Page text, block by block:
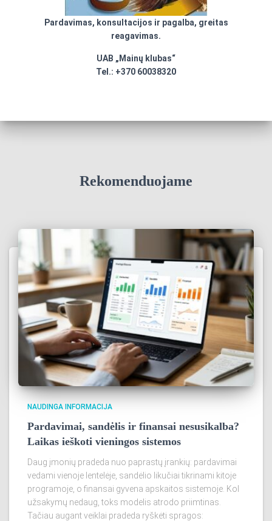
Pardavimas, konsultacijos ir pagalba, greitas
reagavimas.
UAB „Mainų klubas“
Tel.: +370 60038320
Rekomenduojame
NAUDINGA INFORMACIJA
Pardavimai, sandėlis ir finansai nesusikalba?
Laikas ieškoti vieningos sistemos
Daug įmonių pradeda nuo paprastų įrankių: pardavimai
vedami vienoje lentelėje, sandėlio likučiai tikrinami kitoje
programoje, o finansai gyvena apskaitos sistemoje. Kol
užsakymų nedaug, toks modelis atrodo priimtinas.
Tačiau augant veiklai pradeda ryškėti spragos: